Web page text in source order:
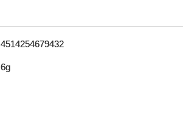
4514254679432
6g